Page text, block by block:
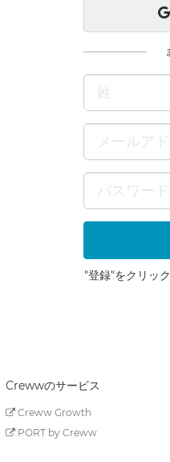
"登録"をクリッ
Crewwのサービス
Creww Growth
PORT by Creww